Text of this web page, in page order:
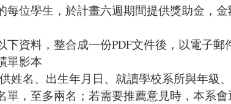
每位學生，於計畫六週期間提供獎助金，金
下資料，整合成一份PDF文件後，以電子
單影本
姓名、出生年月日、就讀學校系所與年級
單，至多兩名；若需要推薦意見時，本系